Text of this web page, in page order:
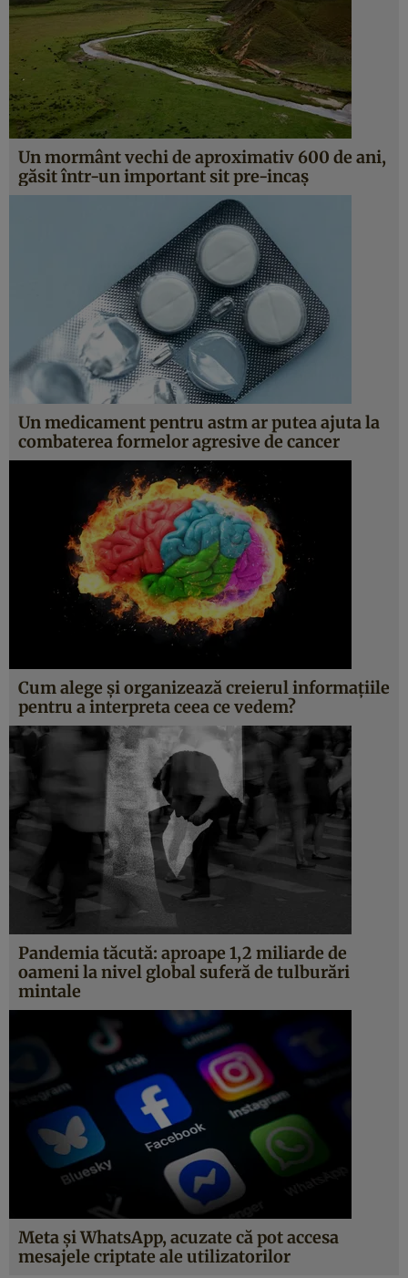
Un mormânt vechi de aproximativ 600 de ani,
găsit într-un important sit pre-incaș
Un medicament pentru astm ar putea ajuta la
combaterea formelor agresive de cancer
Cum alege și organizează creierul informațiile
pentru a interpreta ceea ce vedem?
Pandemia tăcută: aproape 1,2 miliarde de
oameni la nivel global suferă de tulburări
mintale
Meta și WhatsApp, acuzate că pot accesa
mesajele criptate ale utilizatorilor